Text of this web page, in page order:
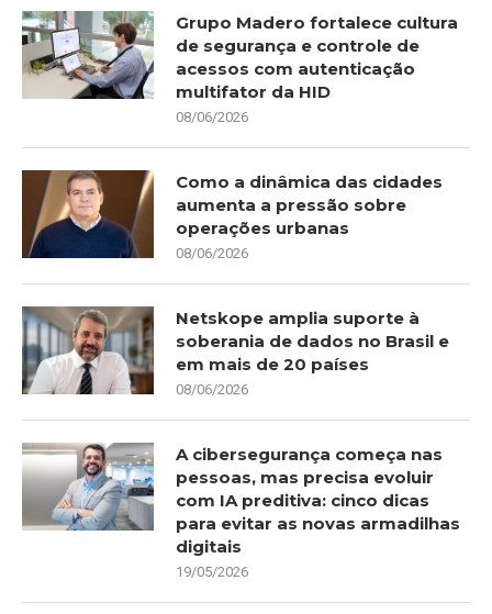
Grupo Madero fortalece cultura
de segurança e controle de
acessos com autenticação
multifator da HID
08/06/2026
Como a dinâmica das cidades
aumenta a pressão sobre
operações urbanas
08/06/2026
Netskope amplia suporte à
soberania de dados no Brasil e
em mais de 20 países
08/06/2026
A cibersegurança começa nas
pessoas, mas precisa evoluir
com IA preditiva: cinco dicas
para evitar as novas armadilhas
digitais
19/05/2026